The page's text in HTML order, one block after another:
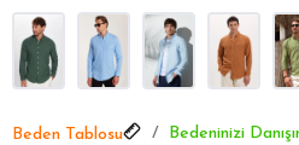
Beden Tablosu Bedeninizi